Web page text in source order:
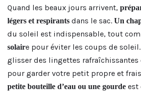
Quand les beaux jours arrivent,
légers et respirants dans le sac. Un
du soleil est indispensable, tout
solaire pour éviter les coups de
glisser des lingettes
pour garder votre petit propre et
petite bouteille d’eau ou une gourde est